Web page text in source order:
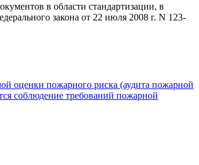
в области стандартизации, в
закона от 22 июля 2008 г. N 123-
оценки пожарного риска (аудита пожарной
соблюдение требований пожарной